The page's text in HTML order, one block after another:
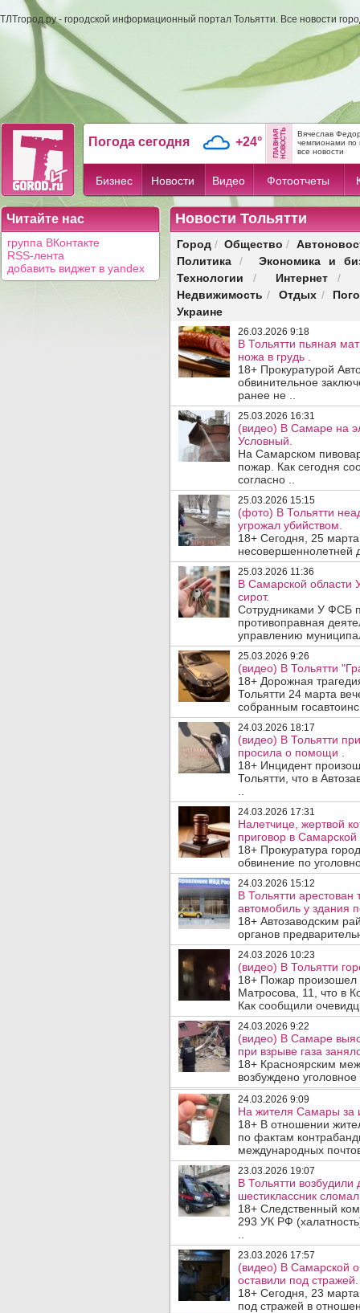
ТЛТгород.ру - городской информационный портал Тольятти. Все новости
Погода сегодня +24°
Вячеслав
чемпионами по
все новости
Бизнес Новости Видео Фотоотчеты
Читайте нас
группа ВКонтакте
RSS-лента
добавить виджет в yandex
Новости Тольятти
Город / Общество /
Политика /
Экономика и
Технологии / Интернет/
Недвижимость / Отдых /
Украине
26.03.2026 9:18
В Тольятти пьяная
ножа в грудь .
18+ Прокуратурой
обвинительное
ранее не ..
25.03.2026 16:31
(видео) В Самаре на
Условный.
На Самарском
пожар. Как сегодня
согласно ..
25.03.2026 15:15
(фото) В Тольятти
угрожал убийством.
18+ Сегодня, 25
несовершеннолетней
25.03.2026 11:36
В Самарской
сирот.
Сотрудниками У ФСБ
противоправная
управлению
25.03.2026 9:26
(видео) В Тольятти
18+ Дорожная
Тольятти 24 марта
собранным
24.03.2026 18:17
(видео) В Тольятти
просила о помощи .
18+ Инцидент
Тольятти, что в
24.03.2026 17:31
Налетчице, жертвой
приговор в Самарской
18+ Прокуратура
обвинение по
24.03.2026 15:12
В Тольятти арестован
автомобиль у здания
18+ Автозаводским
органов
24.03.2026 10:23
(видео) В Тольятти
18+ Пожар произошел
Матросова, 11, что в
Как сообщили
24.03.2026 9:22
(видео) В Самаре
при взрыве газа
18+ Красноярским
возбуждено
24.03.2026 9:09
На жителя Самары за
18+ В отношении
по фактам
международных
23.03.2026 19:07
В Тольятти
шестиклассник сломал
18+ Следственный
293 УК РФ
23.03.2026 17:57
(видео) В Самарской
оставили под стражей.
18+ Сегодня, 23
под стражей в